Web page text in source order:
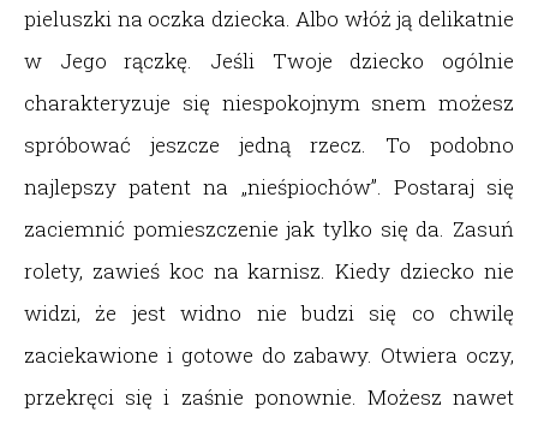
pieluszki na oczka dziecka. Albo włóż ją delikatnie
w Jego rączkę. Jeśli Twoje dziecko ogólnie
charakteryzuje się niespokojnym snem możesz
spróbować jeszcze jedną rzecz. To podobno
najlepszy patent na „nieśpiochów”. Postaraj się
zaciemnić pomieszczenie jak tylko się da. Zasuń
rolety, zawieś koc na karnisz. Kiedy dziecko nie
widzi, że jest widno nie budzi się co chwilę
zaciekawione i gotowe do zabawy. Otwiera oczy,
przekręci się i zaśnie ponownie. Możesz nawet